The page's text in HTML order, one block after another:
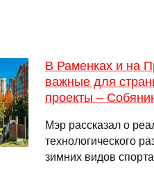
В Раменках и на
важные для
проекты –
Мэр рассказал о
технологического
зимних видов